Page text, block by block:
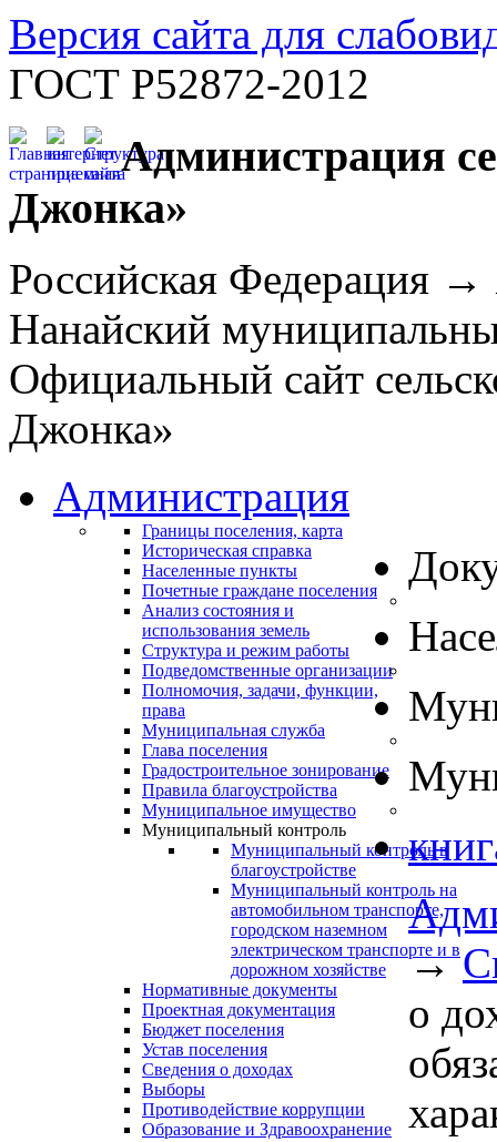
Версия сайта для
ГОСТ Р52872-2012
Администрация
Джонка»
Российская Федерация
Нанайский
Официальный сайт
Джонка»
Администрация
Границы поселения, карта
Историческая справка
Населенные пункты
Почетные граждане поселения
Анализ состояния и
использования земель
Структура и режим работы
Подведомственные организации
Полномочия, задачи, функции,
права
Муниципальная служба
Глава поселения
Градостроительное зонирование
Правила благоустройства
Муниципальное имущество
Муниципальный контроль
Муниципальный контроль в
благоустройстве
Муниципальный контроль на
автомобильном транспорте,
городском наземном
электрическом транспорте и в
дорожном хозяйстве
Нормативные документы
Проектная документация
Бюджет поселения
Устав поселения
Сведения о доходах
Выборы
Противодействие коррупции
Образование и Здравоохранение
→
о